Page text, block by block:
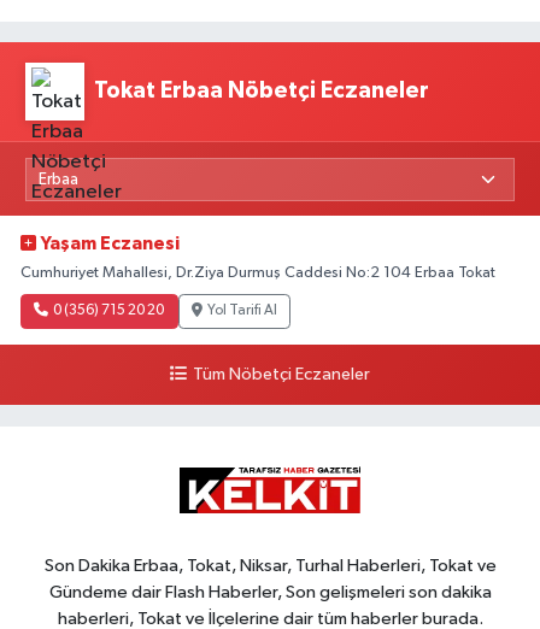
Tokat Erbaa Nöbetçi Eczaneler
Yaşam Eczanesi
Cumhuriyet Mahallesi, Dr.Ziya Durmuş Caddesi No:2 104 Erbaa Tokat
0 (356) 715 20 20 Yol Tarifi Al
Tüm Nöbetçi Eczaneler
Son Dakika Erbaa, Tokat, Niksar, Turhal Haberleri, Tokat ve
Gündeme dair Flash Haberler, Son gelişmeleri son dakika
haberleri, Tokat ve İlçelerine dair tüm haberler burada.